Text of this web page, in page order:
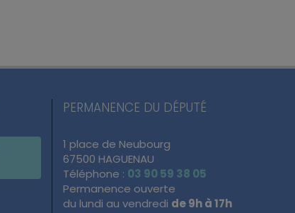
PERMANENCE DU DÉPUTÉ
1 place de Neubourg
67500 HAGUENAU
Téléphone : 03 90 59 38 05
Permanence ouverte
du lundi au vendredi de 9h à 17h